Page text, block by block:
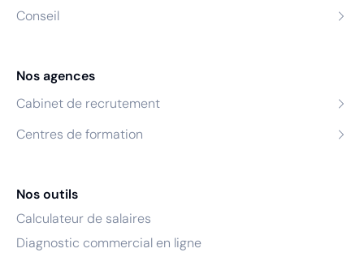
Conseil
Nos agences
Cabinet de recrutement
Centres de formation
Nos outils
Calculateur de salaires
Diagnostic commercial en ligne